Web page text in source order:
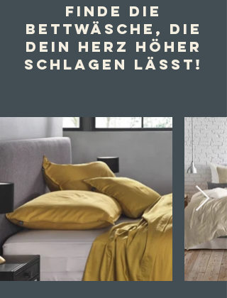
Finde die
Bettwäsche, die
Dein Herz höher
schlagen lässt!